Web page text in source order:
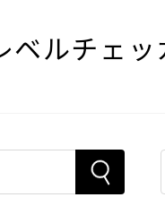
ベルチェ